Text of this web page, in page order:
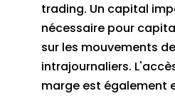
trading. Un capital
nécessaire pour
sur les mouvements
intrajournaliers.
marge est également